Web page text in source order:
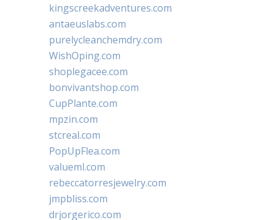
kingscreekadventures.com
antaeuslabs.com
purelycleanchemdry.com
WishOping.com
shoplegacee.com
bonvivantshop.com
CupPlante.com
mpzin.com
stcreal.com
PopUpFlea.com
valueml.com
rebeccatorresjewelry.com
jmpbliss.com
drjorgerico.com